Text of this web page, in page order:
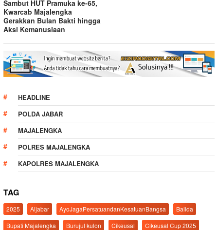
Sambut HUT Pramuka ke-65,
Kwarcab Majalengka
Gerakkan Bulan Bakti hingga
Aksi Kemanusiaan
HEADLINE
POLDA JABAR
MAJALENGKA
POLRES MAJALENGKA
KAPOLRES MAJALENGKA
TAG
2025 Aljabar AyoJagaPersatuandanKesatuanBangsa
Balida
Bupati Majalengka
Burujul kulon Cikeusal
Cikeusal Cup 2025